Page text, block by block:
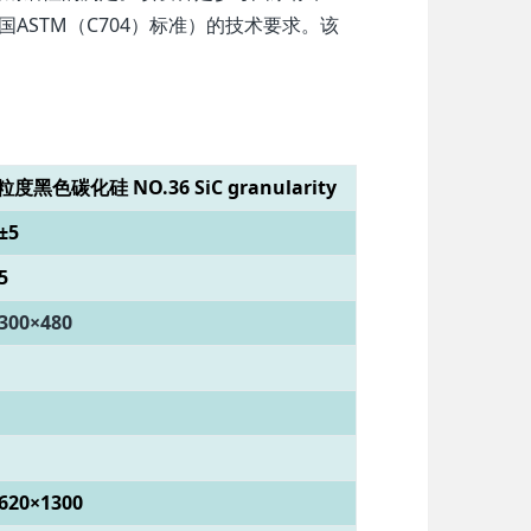
ASTM（C704）标准）的技术要求。该
度黑色碳化硅 NO.36 SiC granularity